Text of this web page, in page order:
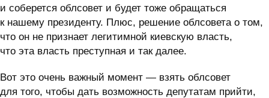
и соберется облсовет и будет тоже обращаться
к нашему президенту. Плюс, решение облсовета о том,
что он не признает легитимной киевскую власть,
что эта власть преступная и так далее.
Вот это очень важный момент — взять облсовет
для того, чтобы дать возможность депутатам прийти,